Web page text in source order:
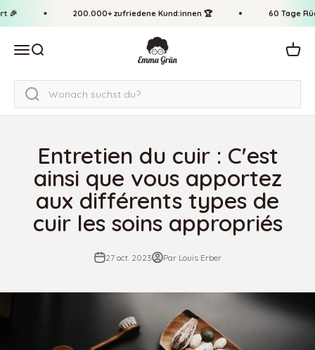
↵ Zum Inhalt springen
↵ Zum Menü springen
↵ Fußzeile springen
↵ Barrierefreiheits-Widget öffnen
Passer au contenu200.000+ zufriedene Kund:innen 🏆 60 Tage
Ouvrir la navigation
Ouvrir la recherche
Emma Grün
Voir
Entretien du cuir : C'est
ainsi que vous apportez
aux différents types de
cuir les soins appropriés
27 oct. 2023 Par Louis Erber